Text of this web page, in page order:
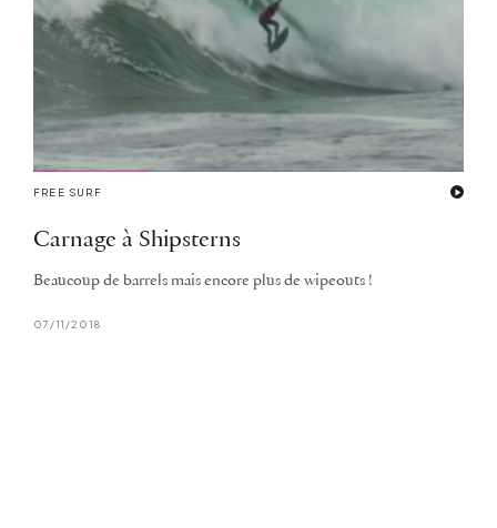
FREE SURF
Carnage à Shipsterns
Beaucoup de barrels mais encore plus de wipeouts !
07/11/2018